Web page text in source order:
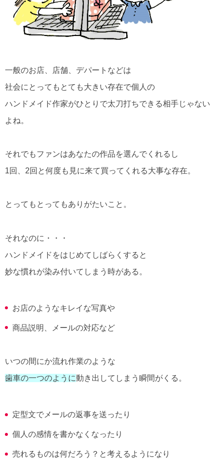
一般のお店、店舗、デパートなどは
社会にとってもとても大きい存在で個人の
ハンドメイド作家がひとりで太刀打ちできる相手じゃない
よね。
それでもファンはあなたの作品を選んでくれるし
1回、2回と何度も見に来て買ってくれる大事な存在。
とってもとってもありがたいこと。
それなのに・・・
ハンドメイドをはじめてしばらくすると
妙な慣れが染み付いてしまう時がある。
お店のようなキレイな写真や
商品説明、メールの対応など
いつの間にか流れ作業のような
歯車の一つのように動き出してしまう瞬間がくる。
定型文でメールの返事を送ったり
個人の感情を書かなくなったり
売れるものは何だろう？と考えるようになり